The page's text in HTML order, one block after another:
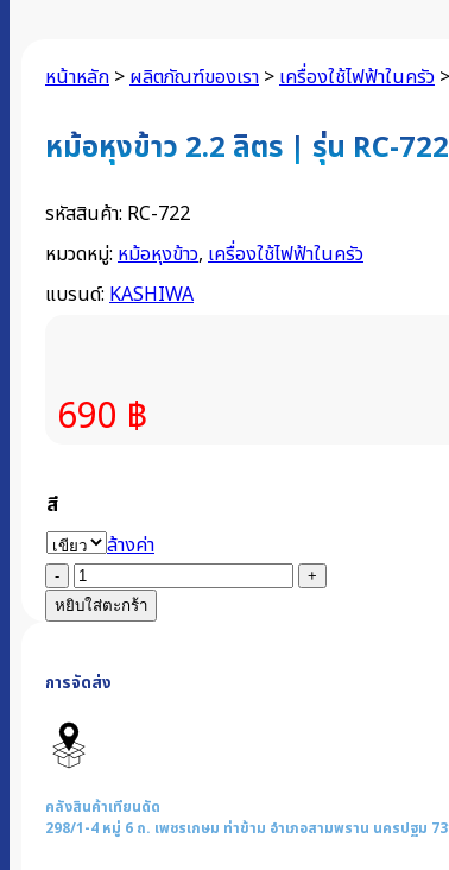
หน้าหลัก >ผลิตภัณฑ์ของเรา >เครื่องใช้ไฟฟ้าในครัว >
หม้อหุงข้าว 2.2 ลิตร | รุ่น RC-722
รหัสสินค้า: RC-722
หมวดหมู่: หม้อหุงข้าว, เครื่องใช้ไฟฟ้าในครัว
แบรนด์: KASHIWA
690 ฿
สี
ล้างค่า
จำนวน
หม้อ
หุง
2.2
ลิตร
|
รุ่น
RC-
722
หยิบใส่ตะกร้า
การจัดส่ง
คลังสินค้าเทียนดัด
298/1-4 หมู่ 6 ถ. เพชรเกษม ท่าข้าม อำเภอสามพราน นครปฐม